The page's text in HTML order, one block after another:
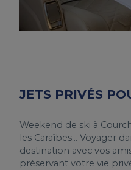
JETS PRIVÉS
Weekend de ski à
les Caraïbes… Voyager
destination avec vos
préservant votre vie